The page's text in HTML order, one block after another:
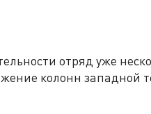
отряд уже
колонн западной